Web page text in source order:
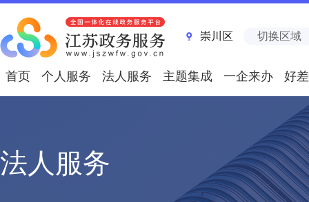
崇川区 切换区域
首页 个人服务 法人服务 主题集成 一企来办 好
法人服务